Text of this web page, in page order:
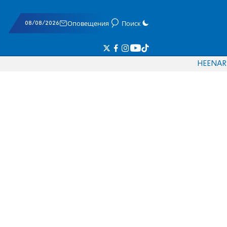
08/08/2026 Оповещения Поиск
HEENAR